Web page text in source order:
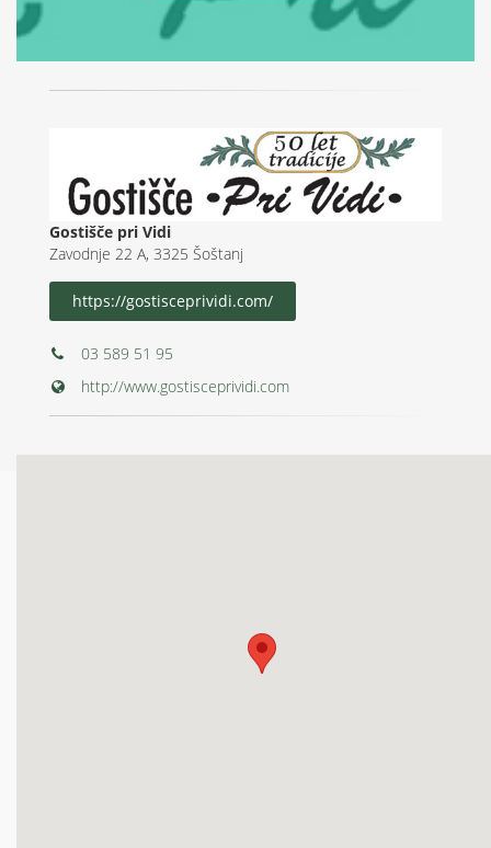
Gostišče pri Vidi
Zavodnje 22 A, 3325 Šoštanj
https://gostisceprividi.com/
03 589 51 95
http://www.gostisceprividi.com